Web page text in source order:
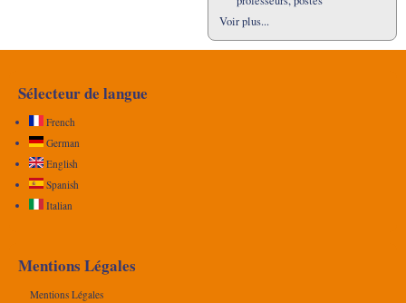
Voir plus...
Sélecteur de langue
French
German
English
Spanish
Italian
Mentions Légales
Mentions Légales